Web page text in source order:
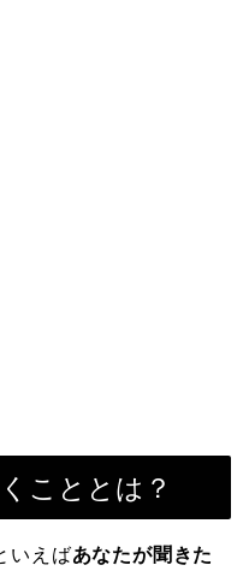
こととは？
いえばあなたが聞きた